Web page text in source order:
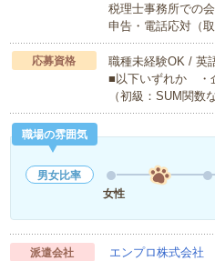
税理士事務所での
申告・電話応対（
応募資格
職種未経験OK / 英
■以下いずれか ・
（初級：SUM関
職場の雰囲気
男女比率
女性
派遣会社 エンプロ株式会社